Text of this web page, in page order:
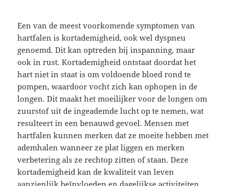
Een van de meest voorkomende symptomen van
hartfalen is kortademigheid, ook wel dyspneu
genoemd. Dit kan optreden bij inspanning, maar
ook in rust. Kortademigheid ontstaat doordat het
hart niet in staat is om voldoende bloed rond te
pompen, waardoor vocht zich kan ophopen in de
longen. Dit maakt het moeilijker voor de longen om
zuurstof uit de ingeademde lucht op te nemen, wat
resulteert in een benauwd gevoel. Mensen met
hartfalen kunnen merken dat ze moeite hebben met
ademhalen wanneer ze plat liggen en merken
verbetering als ze rechtop zitten of staan. Deze
kortademigheid kan de kwaliteit van leven